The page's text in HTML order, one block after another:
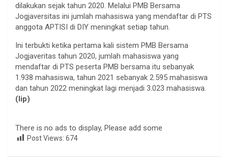
dilakukan sejak tahun 2020. Melalui PMB Bersama
Jogjaversitas ini jumlah mahasiswa yang mendaftar di PTS
anggota APTISI di DIY meningkat setiap tahun.
Ini terbukti ketika pertama kali sistem PMB Bersama
Jogjaveritas tahun 2020, jumlah mahasiswa yang
mendaftar di PTS peserta PMB bersama itu sebanyak
1.938 mahasiswa, tahun 2021 sebanyak 2.595 mahasiswa
dan tahun 2022 meningkat lagi menjadi 3.023 mahasiswa.
(lip)
There is no ads to display, Please add some
Post Views: 674